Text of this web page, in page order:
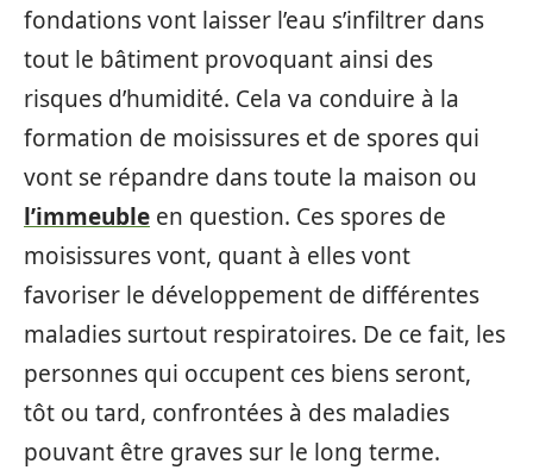
fondations vont laisser l’eau s’infiltrer dans
tout le bâtiment provoquant ainsi des
risques d’humidité. Cela va conduire à la
formation de moisissures et de spores qui
vont se répandre dans toute la maison ou
l’immeuble en question. Ces spores de
moisissures vont, quant à elles vont
favoriser le développement de différentes
maladies surtout respiratoires. De ce fait, les
personnes qui occupent ces biens seront,
tôt ou tard, confrontées à des maladies
pouvant être graves sur le long terme.